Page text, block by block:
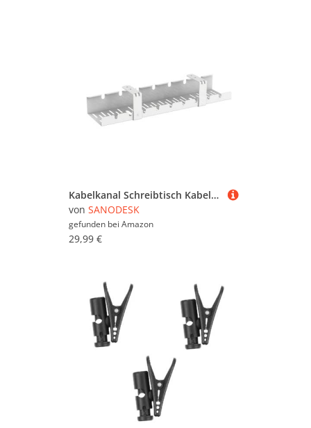
Kabelkanal Schreibtisch Kabelmanagement Kabelwanne Flexibles und platzsparendes Kabelmanagement (Weiß)
von SANODESK
gefunden bei Amazon
29,99 €